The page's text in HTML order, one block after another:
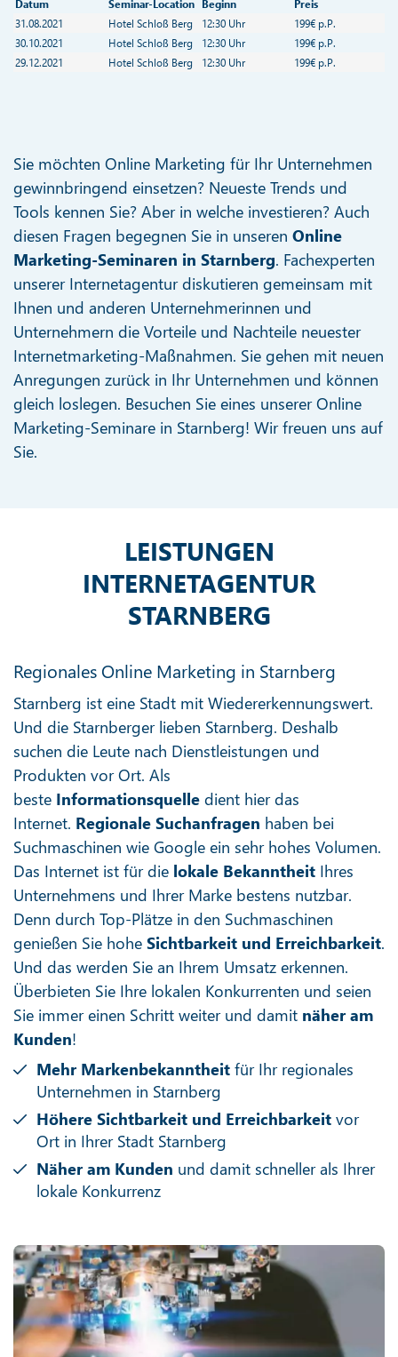
Datum Seminar-Location Beginn
Preis
31.08.2021
Hotel Schloß Berg 12:30 Uhr
199€ p.P.
30.10.2021
Hotel Schloß Berg 12:30 Uhr
199€ p.P.
29.12.2021
Hotel Schloß Berg 12:30 Uhr 199€ p.P.
Sie möchten Online Marketing für Ihr Unternehmen
gewinnbringend einsetzen? Neueste Trends und
Tools kennen Sie? Aber in welche investieren? Auch
diesen Fragen begegnen Sie in unseren Online
Marketing-Seminaren in Starnberg. Fachexperten
unserer Internetagentur diskutieren gemeinsam mit
Ihnen und anderen Unternehmerinnen und
Unternehmern die Vorteile und Nachteile neuester
Internetmarketing-Maßnahmen. Sie gehen mit neuen
Anregungen zurück in Ihr Unternehmen und können
gleich loslegen. Besuchen Sie eines unserer Online
Marketing-Seminare in Starnberg! Wir freuen uns auf
Sie.
LEISTUNGEN
INTERNETAGENTUR
STARNBERG
Regionales Online Marketing in Starnberg
Starnberg ist eine Stadt mit Wiedererkennungswert.
Und die Starnberger lieben Starnberg. Deshalb
suchen die Leute nach Dienstleistungen und
Produkten vor Ort. Als
beste Informationsquelle dient hier das
Internet. Regionale Suchanfragen haben bei
Suchmaschinen wie Google ein sehr hohes Volumen.
Das Internet ist für die lokale Bekanntheit Ihres
Unternehmens und Ihrer Marke bestens nutzbar.
Denn durch Top-Plätze in den Suchmaschinen
genießen Sie hohe Sichtbarkeit und Erreichbarkeit.
Und das werden Sie an Ihrem Umsatz erkennen.
Überbieten Sie Ihre lokalen Konkurrenten und seien
Sie immer einen Schritt weiter und damit näher am
Kunden!
Mehr Markenbekanntheit für Ihr regionales
Unternehmen in Starnberg
Höhere Sichtbarkeit und Erreichbarkeit vor
Ort in Ihrer Stadt Starnberg
Näher am Kunden und damit schneller als Ihrer
lokale Konkurrenz